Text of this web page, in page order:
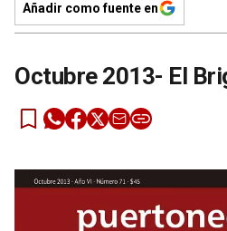
Añadir como fuente en
Octubre 2013- El